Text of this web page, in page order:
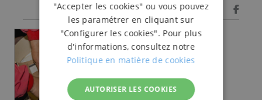
Comparte
"Accepter les cookies" ou vous pouvez
les paramétrer en cliquant sur
"Configurer les cookies". Pour plus
d'informations, consultez notre
Politique en matière de cookies
AUTORISER LES COOKIES